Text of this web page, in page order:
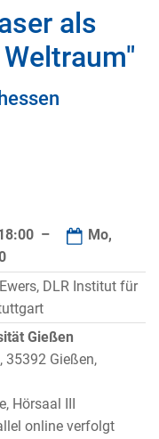
als
–
Mo,
DLR Institut für
Gießen
35392 Gießen,
Hörsaal III
online verfolgt